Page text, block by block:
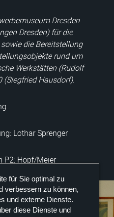
Dresden
Dresden) für die
die Bereitstellung
rund um
Werkstätten (Rudolf
Hausdorf).
Lothar Sprenger
P2: Hopf/Meier
für Sie optimal zu
verbessern zu können,
und externe Dienste.
diese Dienste und